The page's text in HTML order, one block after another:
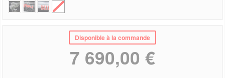
Disponible à la commande
7 690,00 €